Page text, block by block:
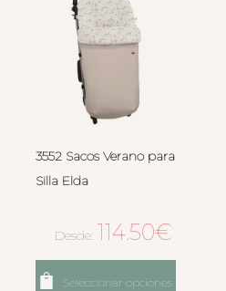
3552 Sacos Verano para
Silla Elda
Desde: 114.50€
Seleccionar opciones